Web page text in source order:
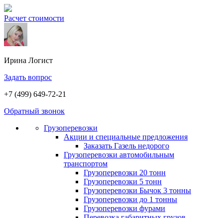
Расчет стоимости
Ирина Логист
Задать вопрос
+7 (499) 649-72-21
Обратный звонок
Грузоперевозки
Акции и специальные предложения
Заказать Газель недорого
Грузоперевозки автомобильным
транспортом
Грузоперевозки 20 тонн
Грузоперевозки 5 тонн
Грузоперевозки Бычок 3 тонны
Грузоперевозки до 1 тонны
Грузоперевозки фурами